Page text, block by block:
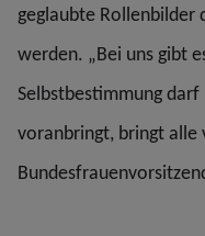
geglaubte Rollenbilder
werden. „Bei uns gibt
Selbstbestimmung darf
voranbringt, bringt alle